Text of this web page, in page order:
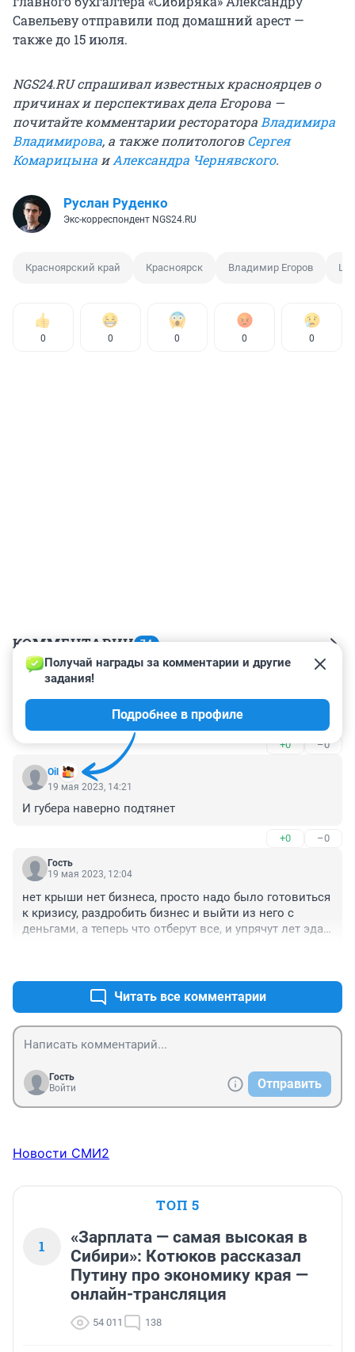
Савельеву отправили под домашний арест —
также до 15 июля.
NGS24.RU спрашивал известных красноярцев о
причинах и перспективах дела Егорова —
почитайте комментарии ресторатораВладимира
Владимирова, а также политологовСергея
Комарицына иАлександра Чернявского.
Руслан Руденко
Экс-корреспондент NGS24.RU
Красноярский край Красноярск Владимир Егоров
0 0 0 0 0
КОММЕНТАРИИ 74
Гость
Вот если сдаст губера, то отделается легким испугом
+0 –0
Oil
Получай награды за комментарии и другие
задания!
Подробнее в профиле
19 мая 2023, 14:21
И губера наверно подтянет
+0 –0
Гость
19 мая 2023, 12:04
нет крыши нет бизнеса, просто надо было готовиться
к кризису, раздробить бизнес и выйти из него с
деньгами, а теперь что отберут все, и упрячут лет эдак
Читать все комментарии
Гость
Войти
Отправить
Новости СМИ2
ТОП 5
1
«Зарплата — самая высокая в
Сибири»: Котюков рассказал
Путину про экономику края —
онлайн-трансляция
54 011 138